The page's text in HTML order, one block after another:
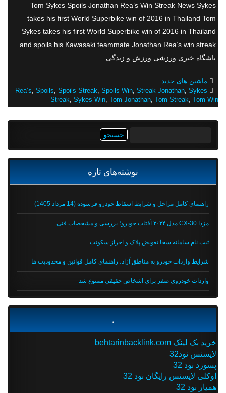
Tom Sykes Spoils Jonathan Rea’s Win Streak News Sykes
takes his first World Superbike win of 2016 in Thailand Tom
Sykes takes his first World Superbike win of 2016 in Thailand
and spoils his Kawasaki teammate Jonathan Rea’s win streak.
باشگاه خبری ورزشی ورزش و زندگی
ماشین های جدید
Rea’s,Spoils,Spoils Streak,Spoils Win,Streak Jonathan,Sykes
Streak,Sykes Win,Tom Jonathan,Tom Streak,Tom Win
نوشته‌های تازه
راهنمای کامل مراحل و شرایط اسقاط خودرو فرسوده (14 مرداد 1405)
مزدا CX-30 مدل ۲۰۲۴ آفتاب خودرو؛ بررسی و مشخصات فنی
ثبت نام سامانه سخا تعویض پلاک و احراز سکونت
شرایط واردات خودرو به مناطق آزاد، راهنمای کامل قوانین و محدودیت ها
واردات خودروی صفر برای اشخاص حقیقی ممنوع شد
خرید بک لینک behtarinbacklink.com
لایسنس نود32
پسورد نود 32
اوکلی لایسنس رایگان نود 32
همیار نود 32